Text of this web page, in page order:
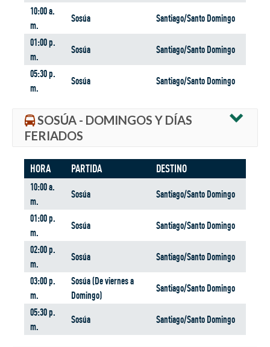
10:00 a.
m.
Sosúa Santiago/Santo Domingo
01:00 p.
m.
Sosúa Santiago/Santo Domingo
05:30 p.
m.
Sosúa Santiago/Santo Domingo
SOSÚA - DOMINGOS Y DÍAS
FERIADOS
HORA PARTIDA DESTINO
10:00 a.
m.
Sosúa Santiago/Santo Domingo
01:00 p.
m.
Sosúa Santiago/Santo Domingo
02:00 p.
m.
Sosúa Santiago/Santo Domingo
03:00 p.
m.
Sosúa (De viernes a
Domingo)
Santiago/Santo Domingo
05:30 p.
m.
Sosúa Santiago/Santo Domingo